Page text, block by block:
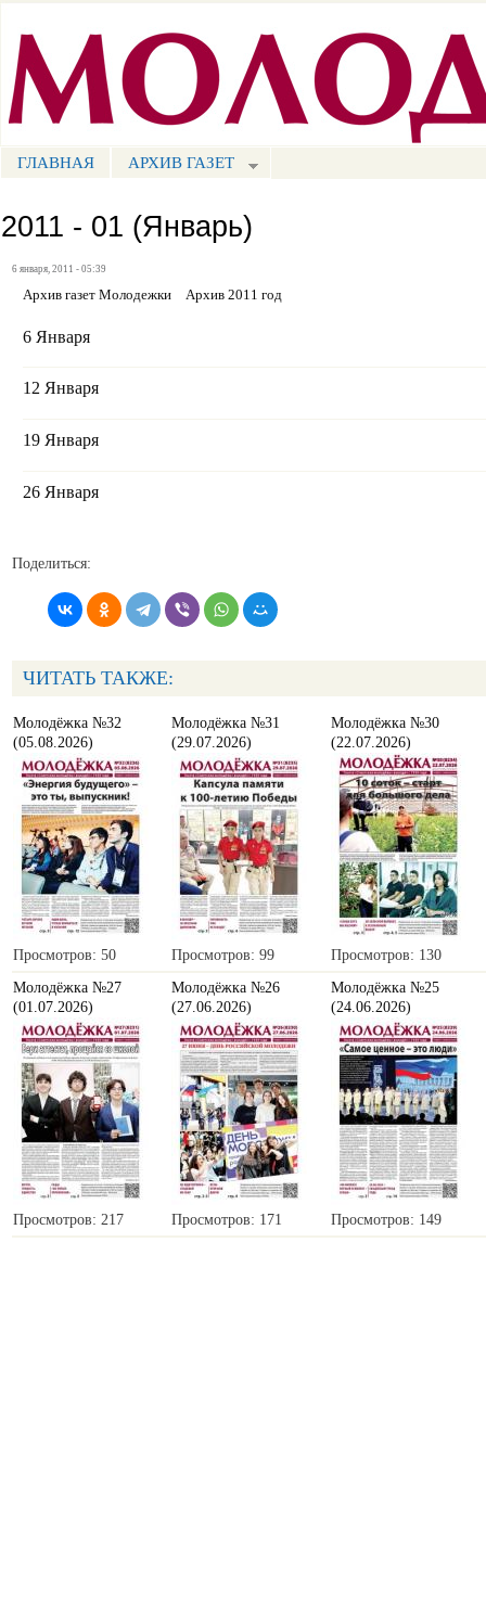
Портал СМИ КБР
МЕНЮ СМ
ГЛАВНАЯ АРХИВ ГАЗЕТ
2011 - 01 (Январь)
6 января, 2011 - 05:39
Архив газет Молодежки Архив 2011 год
6 Января
12 Января
19 Января
26 Января
Поделиться:
ЧИТАТЬ ТАКЖЕ:
Молодёжка №32
(05.08.2026)
Просмотров: 50
Молодёжка №31
(29.07.2026)
Просмотров: 99
Молодёжка №30
(22.07.2026)
Просмотров: 130
Молодёжка №27
(01.07.2026)
Просмотров: 217
Молодёжка №26
(27.06.2026)
Просмотров: 171
Молодёжка №25
(24.06.2026)
Просмотров: 149